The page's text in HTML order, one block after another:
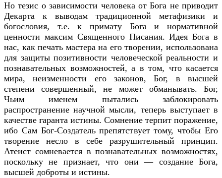
Но тезис о зависимости человека от Бога не приводит
Декарта к выводам традиционной метафизики и
богословия, т.е. к примату Бога и нормативной
ценности максим Священного Писания. Идея Бога в
нас, как печать мастера на его творении, использована
для защиты позитивности человеческой реальности и
познавательных возможностей, а в том, что касается
мира, неизменности его законов, Бог, в высшей
степени совершенный, не может обманывать. Бог,
Чьим именем пытались заблокировать
распространение научной мысли, теперь выступает в
качестве гаранта истины. Сомнение терпит поражение,
ибо Сам Бог-Создатель препятствует тому, чтобы Его
творение несло в себе разрушительный принцип.
Атеист сомневается в познавательных возможностях,
поскольку не признает, что они — создание Бога,
высшей доброты и истины.